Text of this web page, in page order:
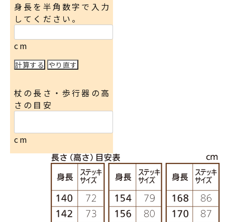
身長を半角数字で入力
してください。
cm
杖の長さ・歩行器の高
さの目安
cm